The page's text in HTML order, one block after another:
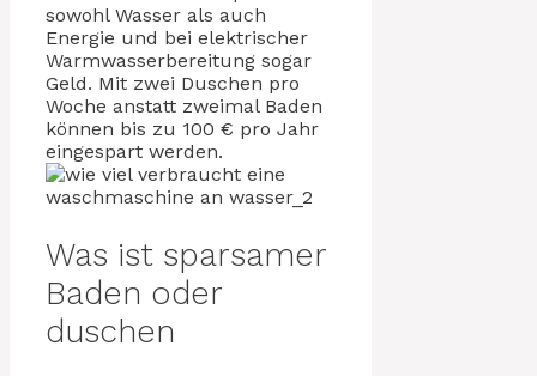
sowohl Wasser als auch
Energie und bei elektrischer
Warmwasserbereitung sogar
Geld. Mit zwei Duschen pro
Woche anstatt zweimal Baden
können bis zu 100 € pro Jahr
eingespart werden.
Was ist sparsamer
Baden oder
duschen